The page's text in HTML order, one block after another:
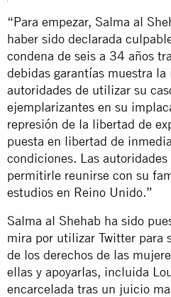
“Para empezar, Salma al
haber sido declarada
condena de seis a 34 años
debidas garantías muestra
autoridades de utilizar su
ejemplarizantes en su
represión de la libertad de
puesta en libertad de
condiciones. Las autoridades
permitirle reunirse con su
estudios en Reino Unido.”
Salma al Shehab ha sido
mira por utilizar Twitter para
de los derechos de las
ellas y apoyarlas, incluida
encarcelada tras un juicio